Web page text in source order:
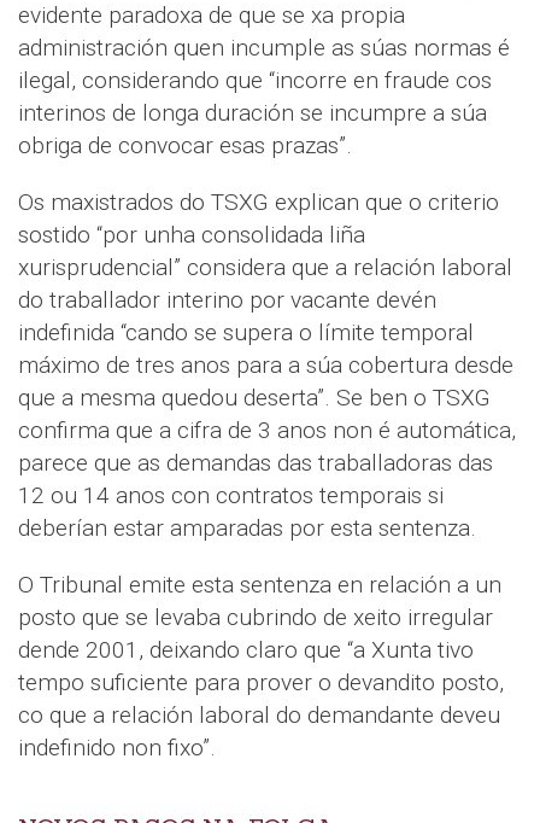
evidente paradoxa de que se xa propia
administración quen incumple as súas normas é
ilegal, considerando que “incorre en fraude cos
interinos de longa duración se incumpre a súa
obriga de convocar esas prazas”.
Os maxistrados do TSXG explican que o criterio
sostido “por unha consolidada liña
xurisprudencial” considera que a relación laboral
do traballador interino por vacante devén
indefinida “cando se supera o límite temporal
máximo de tres anos para a súa cobertura desde
que a mesma quedou deserta”. Se ben o TSXG
confirma que a cifra de 3 anos non é automática,
parece que as demandas das traballadoras das
12 ou 14 anos con contratos temporais si
deberían estar amparadas por esta sentenza.
O Tribunal emite esta sentenza en relación a un
posto que se levaba cubrindo de xeito irregular
dende 2001, deixando claro que “a Xunta tivo
tempo suficiente para prover o devandito posto,
co que a relación laboral do demandante deveu
indefinido non fixo”.